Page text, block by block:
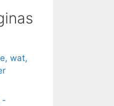
wat,
-